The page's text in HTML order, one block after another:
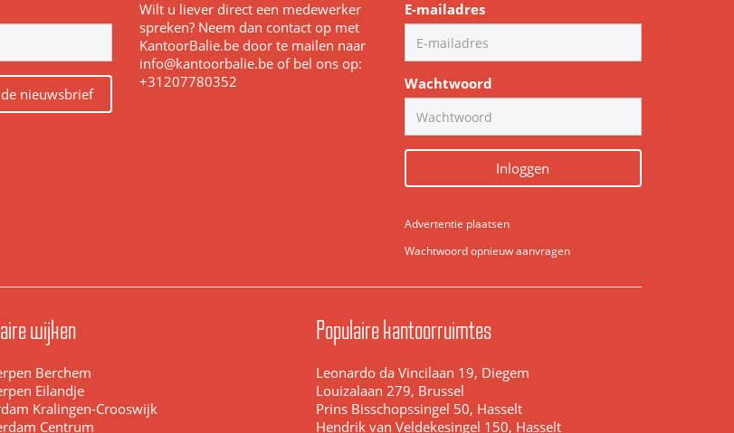
nieuwsbrief
Wilt u liever direct een medewerker
spreken? Neem dan contact op met
KantoorBalie.be door te mailen naar
info@kantoorbalie.be of bel ons op:
+31207780352
E-mailadres
Wachtwoord
Inloggen
Advertentie plaatsen
Wachtwoord opnieuw aanvragen
wijken
Berchem
Eilandje
Kralingen-Crooswijk
Centrum
Populaire kantoorruimtes
Leonardo da Vincilaan 19, Diegem
Louizalaan 279, Brussel
Prins Bisschopssingel 50, Hasselt
Hendrik van Veldekesingel 150, Hasselt